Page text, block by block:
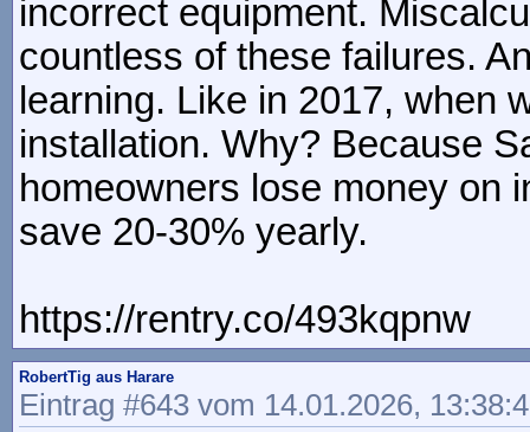
incorrect equipment.
countless of these failures.
learning. Like in 2017, when
installation. Why? Because
homeowners lose money on
save 20-30% yearly.
https://rentry.co/493kqpnw
RobertTig aus Harare
Eintrag #643 vom 14.01.2026,